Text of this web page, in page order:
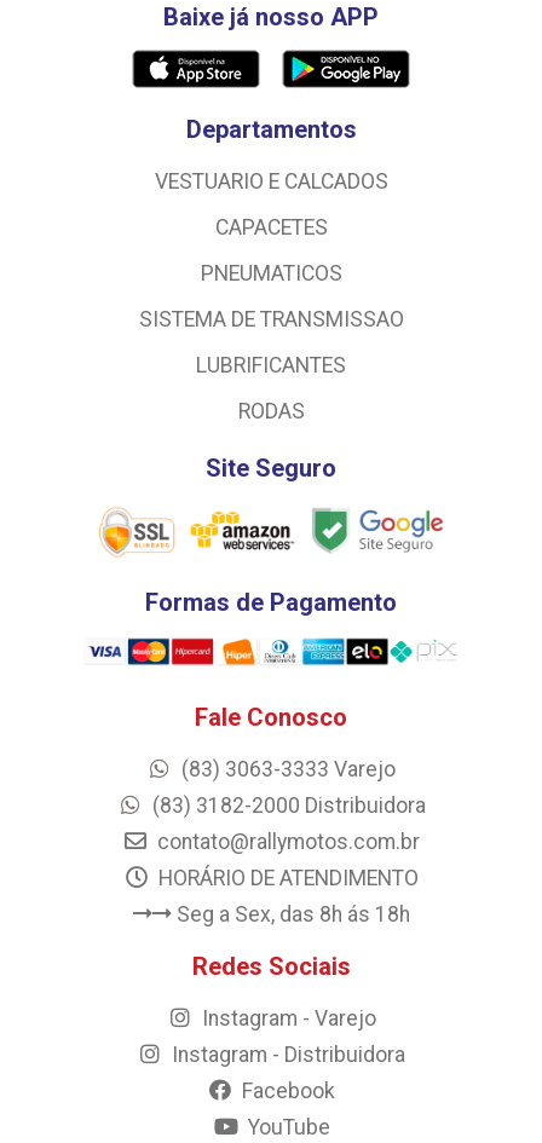
Baixe já nosso APP
Departamentos
VESTUARIO E CALCADOS
CAPACETES
PNEUMATICOS
SISTEMA DE TRANSMISSAO
LUBRIFICANTES
RODAS
Site Seguro
Formas de Pagamento
Fale Conosco
(83) 3063-3333 Varejo
(83) 3182-2000 Distribuidora
contato@rallymotos.com.br
HORÁRIO DE ATENDIMENTO
Seg a Sex, das 8h ás 18h
Redes Sociais
Instagram - Varejo
Instagram - Distribuidora
Facebook
YouTube